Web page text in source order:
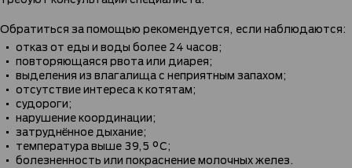
Обратиться за помощью рекомендуется, если наблюдаются:
отказ от еды и воды более 24 часов;
повторяющаяся рвота или диарея;
выделения из влагалища с неприятным запахом;
отсутствие интереса к котятам;
судороги;
нарушение координации;
затруднённое дыхание;
температура выше 39,5 °C;
болезненность или покраснение молочных желез.